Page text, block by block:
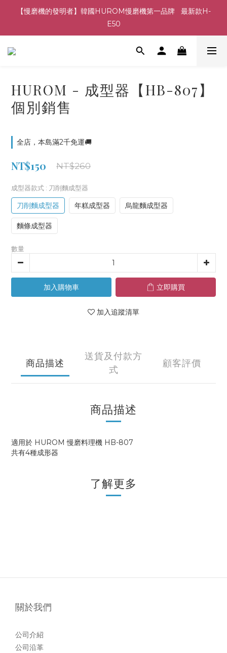
【慢磨機的發明者】韓國HUROM慢磨機第一品牌   最新款H-
E50
HUROM - 成型器【HB-807】
個別銷售
全店，本島滿2千免運🚚
NT$150 NT$260
成型器款式 : 刀削麵成型器
刀削麵成型器 年糕成型器 烏龍麵成型器
麵條成型器
數量
加入購物車 立即購買
加入追蹤清單
商品描述
送貨及付款方
式
顧客評價
商品描述
適用於 HUROM 慢磨料理機 HB-807
共有4種成形器
了解更多
關於我們
公司介紹
公司沿革